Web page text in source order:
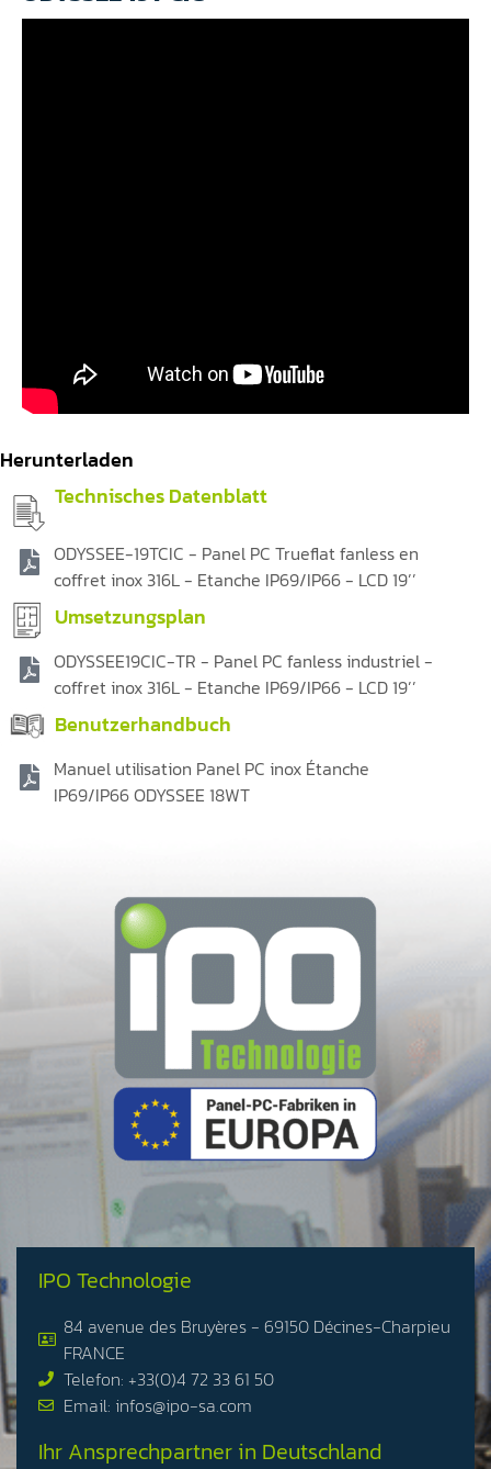
Herunterladen
Technisches Datenblatt
ODYSSEE-19TCIC - Panel PC Trueflat fanless en
coffret inox 316L - Etanche IP69/IP66 - LCD 19’’
Umsetzungsplan
ODYSSEE19CIC-TR - Panel PC fanless industriel -
coffret inox 316L - Etanche IP69/IP66 - LCD 19’’
Benutzerhandbuch
Manuel utilisation Panel PC inox Étanche
IP69/IP66 ODYSSEE 18WT
IPO Technologie
84 avenue des Bruyères - 69150 Décines-Charpieu
FRANCE
Telefon: +33(0)4 72 33 61 50
Email: infos@ipo-sa.com
Ihr Ansprechpartner in Deutschland